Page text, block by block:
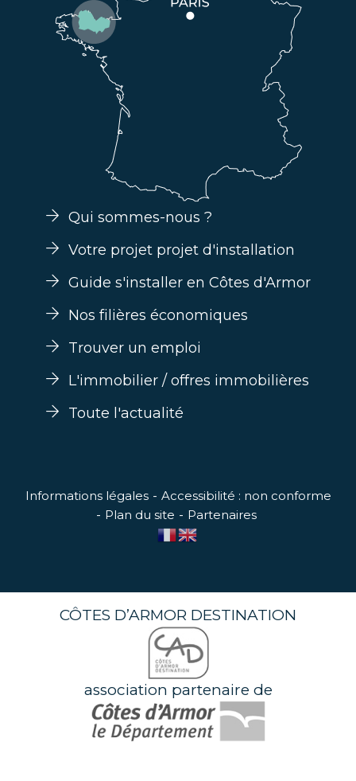
Qui sommes-nous ?
Votre projet projet d'installation
Guide s'installer en Côtes d'Armor
Nos filières économiques
Trouver un emploi
L'immobilier / offres immobilières
Toute l'actualité
Informations légales
Accessibilité : non conforme
Plan du site
Partenaires
CÔTES D’ARMOR DESTINATION
association partenaire de